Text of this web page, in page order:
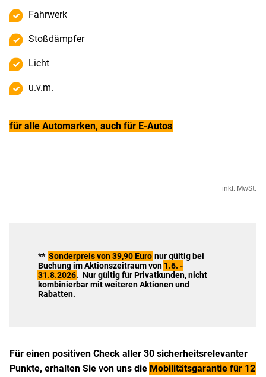
Fahrwerk
Stoßdämpfer
Licht
u.v.m.
für alle Automarken, auch für E-Autos
inkl. MwSt.
** Sonderpreis von 39,90 Euro nur gültig bei
Buchung im Aktionszeitraum von 1.6. -
31.8.2026. Nur gültig für Privatkunden, nicht
kombinierbar mit weiteren Aktionen und
Rabatten.
Für einen positiven Check aller 30 sicherheitsrelevanter
Punkte, erhalten Sie von uns die Mobilitätsgarantie für 12